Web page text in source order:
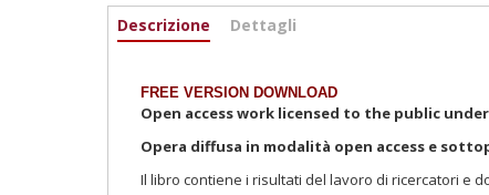
Informazioni
Descrizione (active
Dettagli
FREE VERSION DOWNLOAD
Open access work licensed to the public
Opera diffusa in modalità open access e
Il libro contiene i risultati del lavoro di ricercatori e